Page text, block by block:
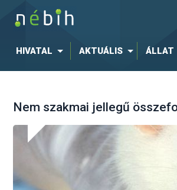
HIVATAL AKTUÁLIS ÁLLAT
Nem szakmai jellegű